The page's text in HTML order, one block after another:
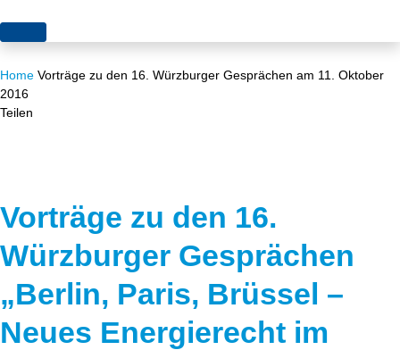
Themen
Akzeptanz
Europa
Genehmigungen
Grundsatzfragen
Märkte
Netze
Projekte
Publikationen
Blog
Karriere
Über uns
Stiftungsporträt
Home Vorträge zu den 16. Würzburger Gesprächen am 11. Oktober
2016
Teilen
Vorträge zu den 16.
Würzburger Gesprächen
„Berlin, Paris, Brüssel –
Neues Energierecht im